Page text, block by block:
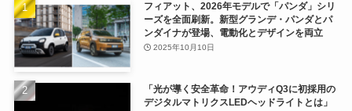
フィアット、2026年モデルで「パンダ」シリ
ーズを全面刷新。新型グランデ・パンダとパ
ンダイナが登場、電動化とデザインを両立
2025年10月10日
「光が導く安全革命！アウディQ3に初採用の
デジタルマトリクスLEDヘッドライトとは」